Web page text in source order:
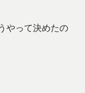
やって決めたの